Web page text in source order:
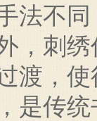
法不
，刺
渡，
是传